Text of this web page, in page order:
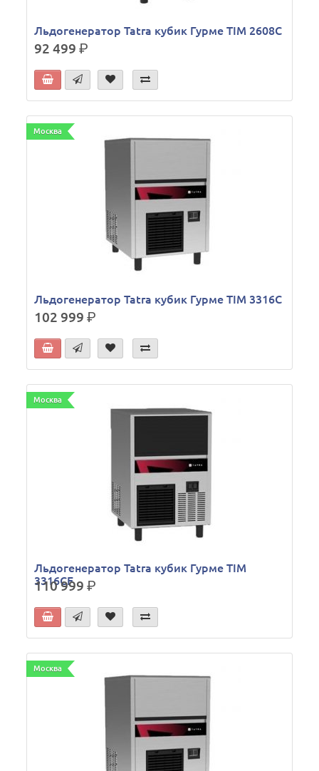
Льдогенератор Tatra кубик Гурме TIM 2608C
92 499р.
Москва
Льдогенератор Tatra кубик Гурме TIM 3316C
102 999р.
Москва
Льдогенератор Tatra кубик Гурме TIM
3316CF
110 999р.
Москва